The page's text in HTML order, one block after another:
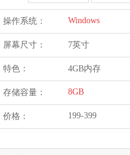
操作系统： Windows
屏幕尺寸： 7英寸
特色： 4GB内存
存储容量： 8GB
价格： 199-399